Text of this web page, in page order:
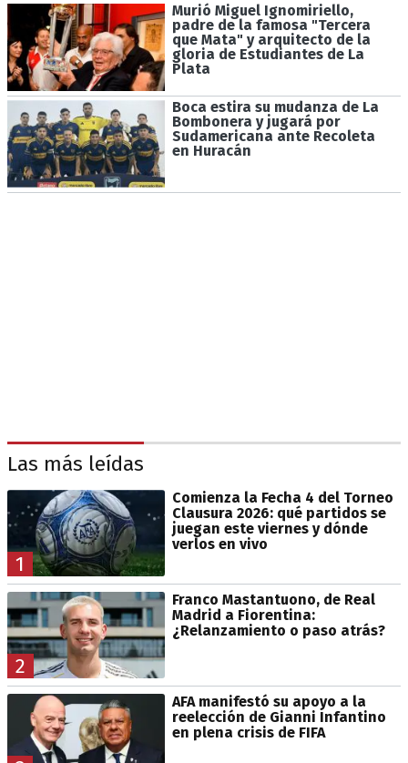
Murió Miguel Ignomiriello,
padre de la famosa "Tercera
que Mata" y arquitecto de la
gloria de Estudiantes de La
Plata
Boca estira su mudanza de La
Bombonera y jugará por
Sudamericana ante Recoleta
en Huracán
Las más leídas
1
Comienza la Fecha 4 del Torneo
Clausura 2026: qué partidos se
juegan este viernes y dónde
verlos en vivo
2
Franco Mastantuono, de Real
Madrid a Fiorentina:
¿Relanzamiento o paso atrás?
AFA manifestó su apoyo a la
reelección de Gianni Infantino
en plena crisis de FIFA